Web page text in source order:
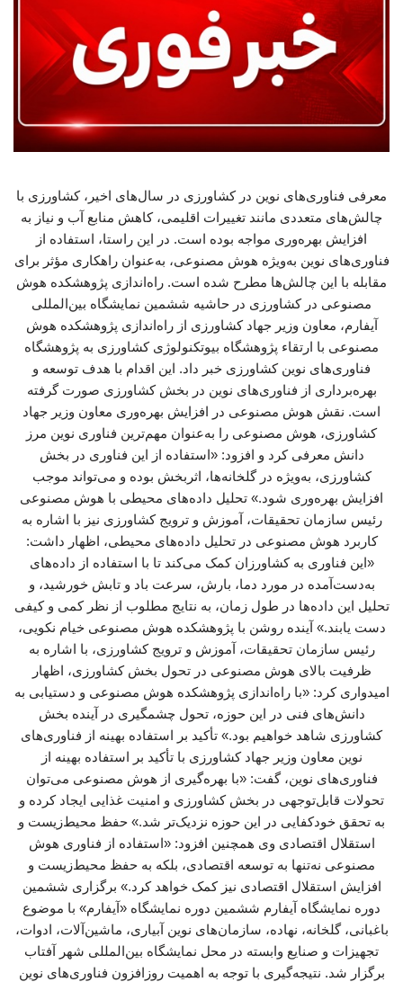
معرفی فناوری‌های نوین در کشاورزی در سال‌های اخیر، کشاورزی با
چالش‌های متعددی مانند تغییرات اقلیمی، کاهش منابع آب و نیاز به
افزایش بهره‌وری مواجه بوده است. در این راستا، استفاده از
فناوری‌های نوین به‌ویژه هوش مصنوعی، به‌عنوان راهکاری مؤثر برای
مقابله با این چالش‌ها مطرح شده است. راه‌اندازی پژوهشکده هوش
مصنوعی در کشاورزی در حاشیه ششمین نمایشگاه بین‌المللی
آیفارم، معاون وزیر جهاد کشاورزی از راه‌اندازی پژوهشکده هوش
مصنوعی با ارتقاء پژوهشگاه بیوتکنولوژی کشاورزی به پژوهشگاه
فناوری‌های نوین کشاورزی خبر داد. این اقدام با هدف توسعه و
بهره‌برداری از فناوری‌های نوین در بخش کشاورزی صورت گرفته
است. نقش هوش مصنوعی در افزایش بهره‌وری معاون وزیر جهاد
کشاورزی، هوش مصنوعی را به‌عنوان مهم‌ترین فناوری نوین مرز
دانش معرفی کرد و افزود: «استفاده از این فناوری در بخش
کشاورزی، به‌ویژه در گلخانه‌ها، اثربخش بوده و می‌تواند موجب
افزایش بهره‌وری شود.» تحلیل داده‌های محیطی با هوش مصنوعی
رئیس سازمان تحقیقات، آموزش و ترویج کشاورزی نیز با اشاره به
کاربرد هوش مصنوعی در تحلیل داده‌های محیطی، اظهار داشت:
«این فناوری به کشاورزان کمک می‌کند تا با استفاده از داده‌های
به‌دست‌آمده در مورد دما، بارش، سرعت باد و تابش خورشید، و
تحلیل این داده‌ها در طول زمان، به نتایج مطلوب از نظر کمی و کیفی
دست یابند.» آینده روشن با پژوهشکده هوش مصنوعی خیام نکویی،
رئیس سازمان تحقیقات، آموزش و ترویج کشاورزی، با اشاره به
ظرفیت بالای هوش مصنوعی در تحول بخش کشاورزی، اظهار
امیدواری کرد: «با راه‌اندازی پژوهشکده هوش مصنوعی و دستیابی به
دانش‌های فنی در این حوزه، تحول چشمگیری در آینده بخش
کشاورزی شاهد خواهیم بود.» تأکید بر استفاده بهینه از فناوری‌های
نوین معاون وزیر جهاد کشاورزی با تأکید بر استفاده بهینه از
فناوری‌های نوین، گفت: «با بهره‌گیری از هوش مصنوعی می‌توان
تحولات قابل‌توجهی در بخش کشاورزی و امنیت غذایی ایجاد کرده و
به تحقق خودکفایی در این حوزه نزدیک‌تر شد.» حفظ محیط‌زیست و
استقلال اقتصادی وی همچنین افزود: «استفاده از فناوری هوش
مصنوعی نه‌تنها به توسعه اقتصادی، بلکه به حفظ محیط‌زیست و
افزایش استقلال اقتصادی نیز کمک خواهد کرد.» برگزاری ششمین
دوره نمایشگاه آیفارم ششمین دوره نمایشگاه «آیفارم» با موضوع
باغبانی، گلخانه، نهاده، سازمان‌های نوین آبیاری، ماشین‌آلات، ادوات،
تجهیزات و صنایع وابسته در محل نمایشگاه بین‌المللی شهر آفتاب
برگزار شد. نتیجه‌گیری با توجه به اهمیت روزافزون فناوری‌های نوین